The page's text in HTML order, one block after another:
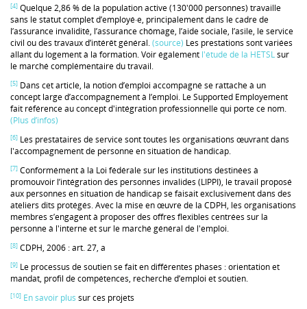
[4] Quelque 2,86 % de la population active (130'000 personnes) travaille
sans le statut complet d’employé·e, principalement dans le cadre de
l’assurance invalidité, l’assurance chômage, l’aide sociale, l’asile, le service
civil ou des travaux d’intérêt général.(source) Les prestations sont variées
allant du logement à la formation. Voir également l'étude de la HETSLsur
le marché complémentaire du travail.
[5] Dans cet article, la notion d’emploi accompagné se rattache à un
concept large d’accompagnement à l’emploi. Le Supported Employement
fait référence au concept d'intégration professionnelle qui porte ce nom.
(Plus d’infos)
[6] Les prestataires de service sont toutes les organisations œuvrant dans
l'accompagnement de personne en situation de handicap.
[7] Conformément à la Loi fédérale sur les institutions destinées à
promouvoir l’intégration des personnes invalides (LIPPI), le travail proposé
aux personnes en situation de handicap se faisait exclusivement dans des
ateliers dits protégés. Avec la mise en œuvre de la CDPH, les organisations
membres s’engagent à proposer des offres flexibles centrées sur la
personne à l'interne et sur le marché général de l'emploi.
[8] CDPH, 2006 : art. 27, a
[9] Le processus de soutien se fait en différentes phases : orientation et
mandat, profil de compétences, recherche d’emploi et soutien.
[10] En savoir plus sur ces projets